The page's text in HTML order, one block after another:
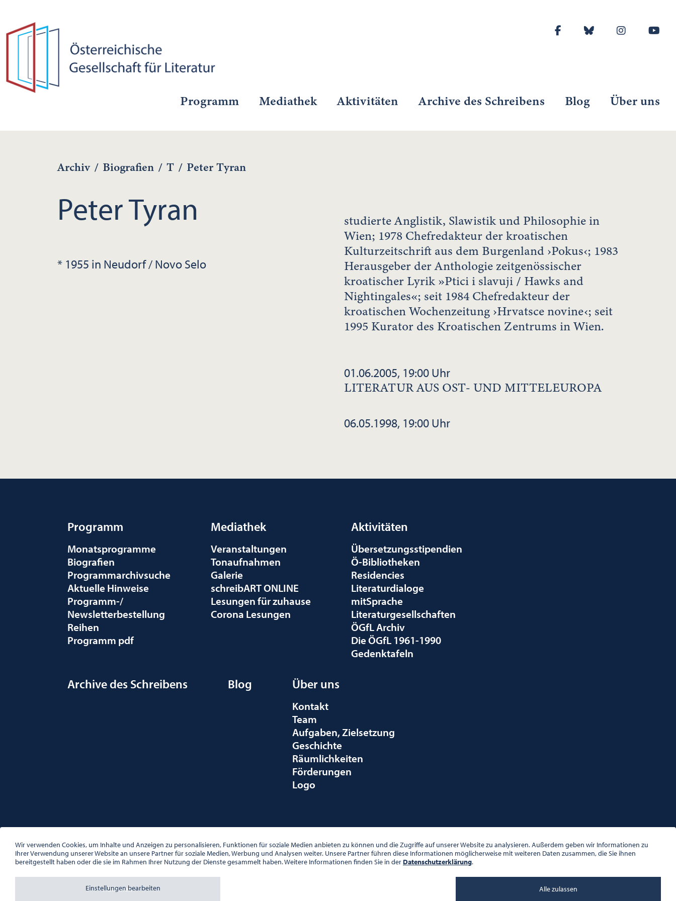
Programm Mediathek Aktivitäten Archive des Schreibens Blog Über uns
Archiv / Biografien / T / Peter Tyran
Peter Tyran
* 1955 in Neudorf / Novo Selo
studierte Anglistik, Slawistik und Philosophie in
Wien; 1978 Chefredakteur der kroatischen
Kulturzeitschrift aus dem Burgenland ›Pokus‹; 1983
Herausgeber der Anthologie zeitgenössischer
kroatischer Lyrik »Ptici i slavuji / Hawks and
Nightingales«; seit 1984 Chefredakteur der
kroatischen Wochenzeitung ›Hrvatsce novine‹; seit
1995 Kurator des Kroatischen Zentrums in Wien.
01.06.2005, 19:00 Uhr
LITERATUR AUS OST- UND MITTELEUROPA
06.05.1998, 19:00 Uhr
Programm
Monatsprogramme
Biografien
Programmarchivsuche
Aktuelle Hinweise
Programm-/
Newsletterbestellung
Reihen
Programm pdf
Mediathek
Veranstaltungen
Tonaufnahmen
Galerie
schreibART ONLINE
Lesungen für zuhause
Corona Lesungen
Aktivitäten
Übersetzungsstipendien
Ö-Bibliotheken
Residencies
Literaturdialoge
mitSprache
Literaturgesellschaften
ÖGfL Archiv
Die ÖGfL 1961-1990
Gedenktafeln
Archive des Schreibens Blog Über uns
Kontakt
Team
Aufgaben, Zielsetzung
Geschichte
Räumlichkeiten
Förderungen
Logo
PALAIS WILCZEK, HERRENGASSE 5, STIEGE 1, 2. STOCK, 1010 WIEN
TEL. + 43 1 533 81 59
OFFICE(AT)OGL.AT
BÜROZEITEN: MO – DO 10:00 – 16:00 UHR, FR 10:00 – 13:00 UHR
Wir verwenden Cookies, um Inhalte und Anzeigen zu personalisieren, Funktionen für soziale Medien anbieten zu können und die Zugriffe auf unserer Website zu analysieren. Außerdem geben wir Informationen zu
Ihrer Verwendung unserer Website an unsere Partner für soziale Medien, Werbung und Analysen weiter. Unsere Partner führen diese Informationen möglicherweise mit weiteren Daten zusammen, die Sie ihnen
bereitgestellt haben oder die sie im Rahmen Ihrer Nutzung der Dienste gesammelt haben. Weitere Informationen finden Sie in der Datenschutzerklärung.
Einstellungen bearbeiten
Ablehnen Alle zulassen